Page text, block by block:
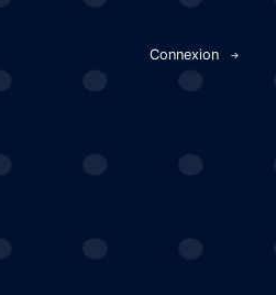
Connexion